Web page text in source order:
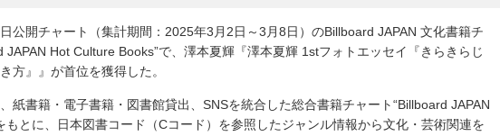
公開チャート（集計期間：2025年3月2日～3月8日）のBillboard JAPAN 文化書籍チ
JAPAN Hot Culture Books”で、澤本夏輝『澤本夏輝 1stフォトエッセイ『きらきらじ
方』』が首位を獲得した。
紙書籍・電子書籍・図書館貸出、SNSを統合した総合書籍チャート“Billboard JAPAN
もとに、日本図書コード（Cコード）を参照したジャンル情報から文化・芸術関連を